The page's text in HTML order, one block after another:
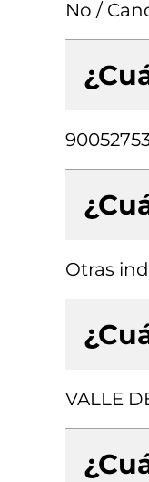
No /
Otras
VALLE